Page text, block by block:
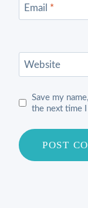
Email *
Website
Save my
the next time